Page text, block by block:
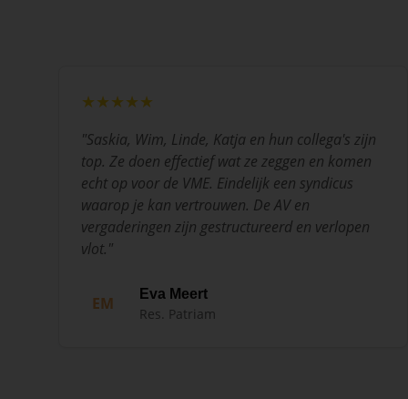
★★★★★
"Saskia, Wim, Linde, Katja en hun collega's zijn
top. Ze doen effectief wat ze zeggen en komen
echt op voor de VME. Eindelijk een syndicus
waarop je kan vertrouwen. De AV en
vergaderingen zijn gestructureerd en verlopen
vlot."
EM Eva Meert
Res. Patriam